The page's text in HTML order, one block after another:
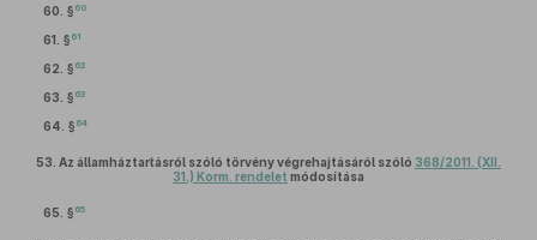
60. § 60
61. § 61
62. § 62
63. § 63
64. § 64
53. Az államháztartásról szóló törvény végrehajtásáról szóló 368/2011. (XII.
31.) Korm. rendelet módosítása
65. § 65